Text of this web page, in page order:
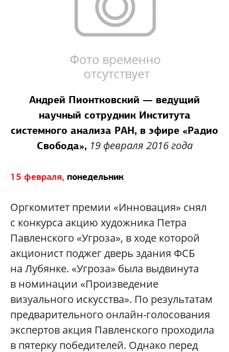
Андрей Пионтковский — ведущий
научный сотрудник Института
системного анализа РАН, в эфире «Радио
Свобода», 19 февраля 2016 года
15 февраля, понедельник
Оргкомитет премии «Инновация» снял
с конкурса акцию художника Петра
Павленского «Угроза», в ходе которой
акционист поджег дверь здания ФСБ
на Лубянке. «Угроза» была выдвинута
в номинации «Произведение
визуального искусства». По результатам
предварительного онлайн-голосования
экспертов акция Павленского проходила
в пятерку победителей. Однако перед